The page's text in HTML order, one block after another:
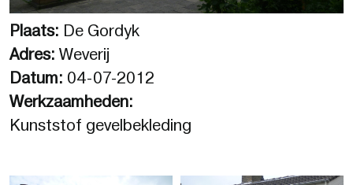
Plaats: De Gordyk
Adres: Weverij
Datum: 04-07-2012
Werkzaamheden:
Kunststof gevelbekleding